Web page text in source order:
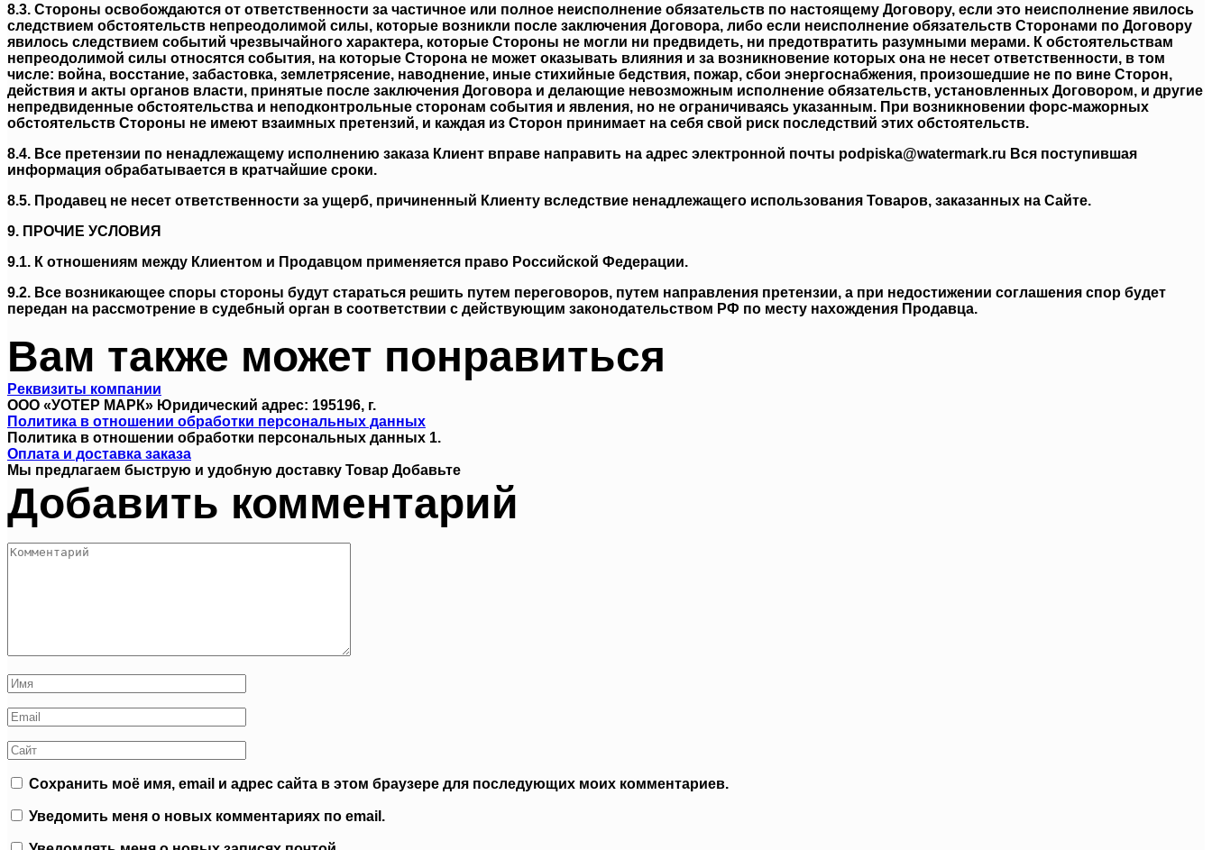
8.3. Стороны освобождаются от ответственности за частичное или полное неисполнение обязательств по настоящему Договору, если это неисполнение явилось
следствием обстоятельств непреодолимой силы, которые возникли после заключения Договора, либо если неисполнение обязательств Сторонами по Договору
явилось следствием событий чрезвычайного характера, которые Стороны не могли ни предвидеть, ни предотвратить разумными мерами. К обстоятельствам
непреодолимой силы относятся события, на которые Сторона не может оказывать влияния и за возникновение которых она не несет ответственности, в том
числе: война, восстание, забастовка, землетрясение, наводнение, иные стихийные бедствия, пожар, сбои энергоснабжения, произошедшие не по вине Сторон,
действия и акты органов власти, принятые после заключения Договора и делающие невозможным исполнение обязательств, установленных Договором, и другие
непредвиденные обстоятельства и неподконтрольные сторонам события и явления, но не ограничиваясь указанным. При возникновении форс-мажорных
обстоятельств Стороны не имеют взаимных претензий, и каждая из Сторон принимает на себя свой риск последствий этих обстоятельств.
8.4. Все претензии по ненадлежащему исполнению заказа Клиент вправе направить на адрес электронной почты podpiska@watermark.ru Вся поступившая
информация обрабатывается в кратчайшие сроки.
8.5. Продавец не несет ответственности за ущерб, причиненный Клиенту вследствие ненадлежащего использования Товаров, заказанных на Сайте.
9. ПРОЧИЕ УСЛОВИЯ
9.1. К отношениям между Клиентом и Продавцом применяется право Российской Федерации.
9.2. Все возникающее споры стороны будут стараться решить путем переговоров, путем направления претензии, а при недостижении соглашения спор будет
передан на рассмотрение в судебный орган в соответствии с действующим законодательством РФ по месту нахождения Продавца.
Вам также может понравиться
Реквизиты компании
ООО «УОТЕР МАРК» Юридический адрес: 195196, г.
Политика в отношении обработки персональных данных
Политика в отношении обработки персональных данных 1.
Оплата и доставка заказа
Мы предлагаем быструю и удобную доставку Товар Добавьте
Добавить комментарий
Комментарий
Имя
*
Email
*
Сайт
Сохранить моё имя, email и адрес сайта в этом браузере для последующих моих комментариев.
Уведомить меня о новых комментариях по email.